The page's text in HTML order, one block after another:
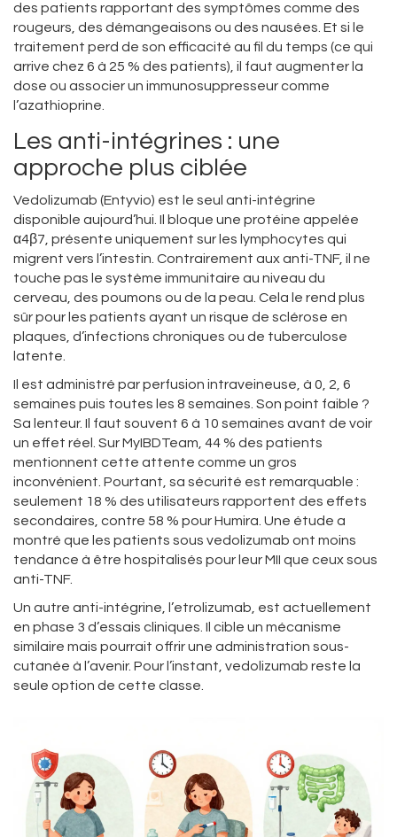
des patients rapportant des symptômes comme des
rougeurs, des démangeaisons ou des nausées. Et si le
traitement perd de son efficacité au fil du temps (ce qui
arrive chez 6 à 25 % des patients), il faut augmenter la
dose ou associer un immunosuppresseur comme
l’azathioprine.
Les anti-intégrines : une
approche plus ciblée
Vedolizumab (Entyvio) est le seul anti-intégrine
disponible aujourd’hui. Il bloque une protéine appelée
α4β7, présente uniquement sur les lymphocytes qui
migrent vers l’intestin. Contrairement aux anti-TNF, il ne
touche pas le système immunitaire au niveau du
cerveau, des poumons ou de la peau. Cela le rend plus
sûr pour les patients ayant un risque de sclérose en
plaques, d’infections chroniques ou de tuberculose
latente.
Il est administré par perfusion intraveineuse, à 0, 2, 6
semaines puis toutes les 8 semaines. Son point faible ?
Sa lenteur. Il faut souvent 6 à 10 semaines avant de voir
un effet réel. Sur MyIBDTeam, 44 % des patients
mentionnent cette attente comme un gros
inconvénient. Pourtant, sa sécurité est remarquable :
seulement 18 % des utilisateurs rapportent des effets
secondaires, contre 58 % pour Humira. Une étude a
montré que les patients sous vedolizumab ont moins
tendance à être hospitalisés pour leur MII que ceux sous
anti-TNF.
Un autre anti-intégrine, l’etrolizumab, est actuellement
en phase 3 d’essais cliniques. Il cible un mécanisme
similaire mais pourrait offrir une administration sous-
cutanée à l’avenir. Pour l’instant, vedolizumab reste la
seule option de cette classe.